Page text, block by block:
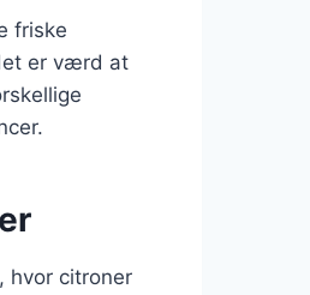
friske
er værd at
hvor citroner